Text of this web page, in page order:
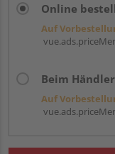
Online
Auf
Beim
Auf